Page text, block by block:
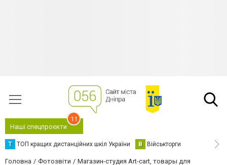
Наші спецпроєкти
11
Т ТОП кращих дистанційних шкіл України В Військторги
Головна Фотозвіти
Магазин-студия Art-cart, товары для